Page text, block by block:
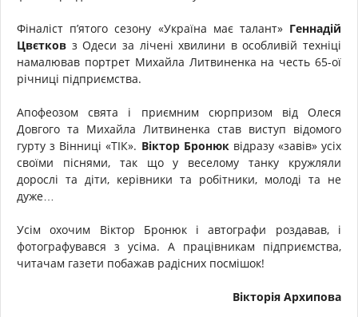
Фіналіст п’ятого сезону «Україна має талант» Геннадій
Цвєтков з Одеси за лічені хвилини в особливій техніці
намалював портрет Михайла Литвиненка на честь 65-ої
річниці підприємства.
Апофеозом свята і приємним сюрпризом від Олеся
Довгого та Михайла Литвиненка став виступ відомого
гурту з Вінниці «ТІК». Віктор Бронюк відразу «завів» усіх
своїми піснями, так що у веселому танку кружляли
дорослі та діти, керівники та робітники, молоді та не
дуже…
Усім охочим Віктор Бронюк і автографи роздавав, і
фотографувався з усіма. А працівникам підприємства,
читачам газети побажав радісних посмішок!
Вікторія Архипова